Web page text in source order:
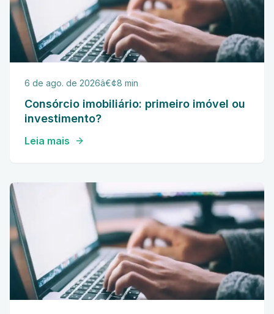
6 de ago. de 2026â€¢8 min
Consórcio imobiliário: primeiro imóvel ou
investimento?
Leia mais